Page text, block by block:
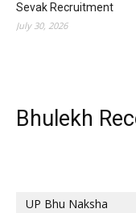
Sevak Recruitment
July 30, 2026
Bhulekh
UP Bhu Naksha